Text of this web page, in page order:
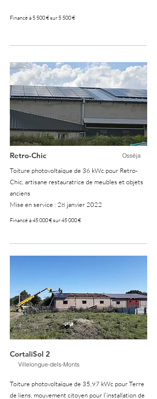
Financé à 5 500 € sur 5 500 €
Retro-Chic Osséja
Toiture photovoltaïque de 36 kWc pour Retro-
Chic, artisane restauratrice de meubles et objets
anciens
Mise en service : 28 janvier 2022
Financé à 45 000 € sur 45 000 €
CortaliSol 2
Villelongue-dels-Monts
Toiture photovoltaïque de 35,97 kWc pour Terre
de liens, mouvement citoyen pour l’installation de